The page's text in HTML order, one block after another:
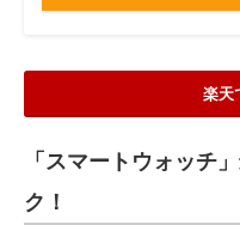
楽天
「スマートウォッチ
ク！